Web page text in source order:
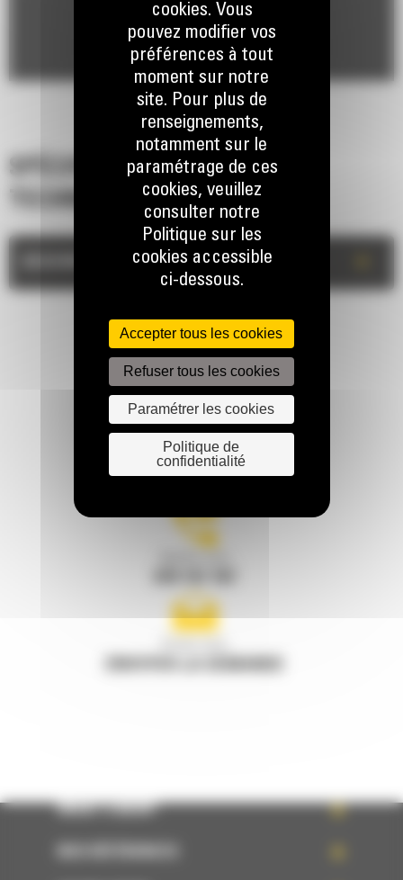
SPÉCIFICATIONS
TECHNIQUES
RESTONS EN CONTACT
WHAT’S NEW?
cookies. Vous
pouvez modifier vos
préférences à tout
moment sur notre
site. Pour plus de
renseignements,
notamment sur le
paramétrage de ces
cookies, veuillez
consulter notre
Politique sur les
cookies accessible
ci-dessous.
Accepter tous les cookies
Refuser tous les cookies
Paramétrer les cookies
Politique de
confidentialité